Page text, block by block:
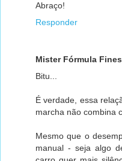
Abraço!
Responder
Mister Fórmula
Bitu...
É verdade, essa
marcha não combina
Mesmo que o
manual - seja algo